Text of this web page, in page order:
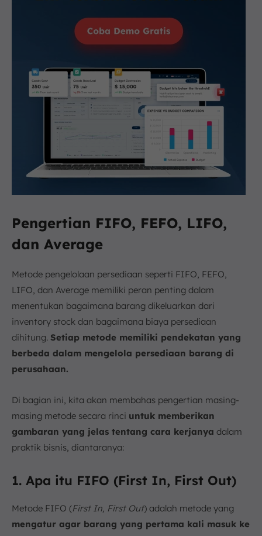
Pengertian FIFO, FEFO, LIFO,
dan Average
Metode pengelolaan persediaan seperti FIFO, FEFO,
LIFO, dan Average memiliki peran penting dalam
menentukan bagaimana barang dikeluarkan dari
inventory stock dan bagaimana biaya persediaan
dihitung. Setiap metode memiliki pendekatan yang
berbeda dalam mengelola persediaan barang di
perusahaan.
Di bagian ini, kita akan membahas pengertian masing-
masing metode secara rinci untuk memberikan
gambaran yang jelas tentang cara kerjanya dalam
praktik bisnis, diantaranya:
1. Apa itu FIFO (First In, First Out)
Metode FIFO (First In, First Out) adalah metode yang
mengatur agar barang yang pertama kali masuk ke